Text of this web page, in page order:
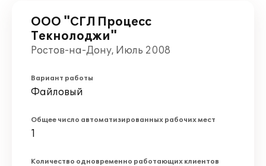
ООО "СГЛ Процесс
Текнолоджи"
Ростов-на-Дону, Июль 2008
Вариант работы
Файловый
Общее число автоматизированных рабочих мест
1
Количество одновременно работающих клиентов